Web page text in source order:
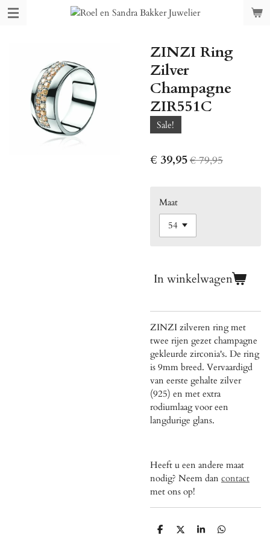
Ga
hoofdinhoud
ZINZI Ring
Zilver
Champagne
ZIR551C
Sale!
€ 39,95€ 79,95
Maat
In winkelwagen
ZINZI zilveren ring met
twee rijen gezet champagne
gekleurde zirconia's. De ring
is 9mm breed. Vervaardigd
van eerste gehalte zilver
(925) en met extra
rodiumlaag voor een
langdurige glans.
Heeft u een andere maat
nodig? Neem dan contact
met ons op!
D
D
S
D